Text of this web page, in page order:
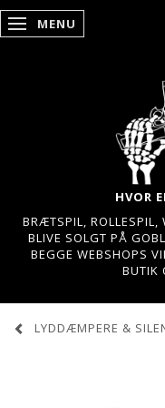
SKIFTE NAVIGATION
MENU
HVOR
BRÆTSPIL, ROLLESPIL,
BLIVE SOLGT PÅ
BEGGE WEBSHOPS
BUTIK
LYDDÆMPERE &